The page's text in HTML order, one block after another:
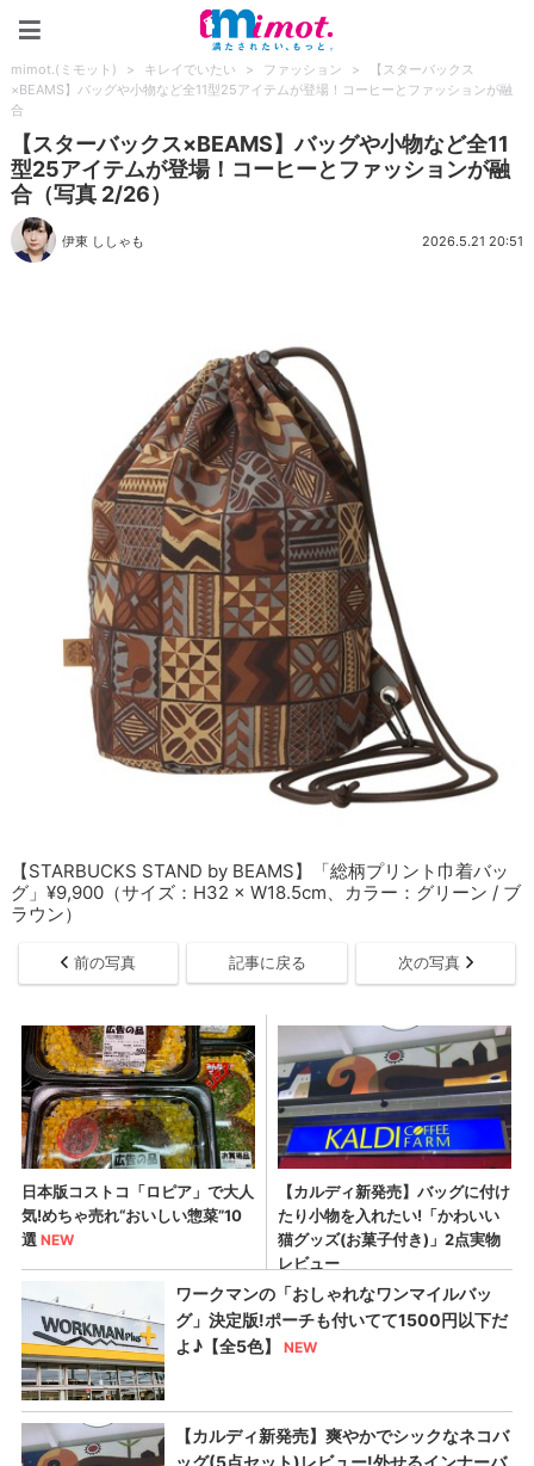
mimot.(ミモット) > キレイでいたい > ファッション >
【スターバックス
×BEAMS】バッグや小物など全11型25アイテムが登場！コーヒーとファッションが融
合
【スターバックス×BEAMS】バッグや小物など全11
型25アイテムが登場！コーヒーとファッションが融
合（写真 2/26）
伊東 ししゃも 2026.5.21 20:51
【STARBUCKS STAND by BEAMS】「総柄プリント巾着バッ
グ」¥9,900（サイズ：H32 × W18.5cm、カラー：グリーン / ブ
ラウン）
前の写真 記事に戻る 次の写真